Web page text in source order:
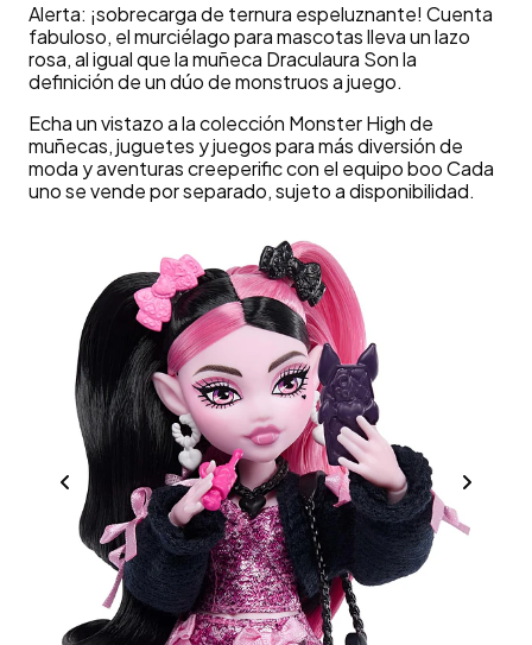
Alerta: ¡sobrecarga de ternura espeluznante! Cuenta
fabuloso, el murciélago para mascotas lleva un lazo
rosa, al igual que la muñeca Draculaura Son la
definición de un dúo de monstruos a juego.
Echa un vistazo a la colección Monster High de
muñecas, juguetes y juegos para más diversión de
moda y aventuras creeperific con el equipo boo Cada
uno se vende por separado, sujeto a disponibilidad.